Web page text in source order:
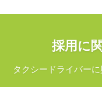
採用に
タクシードライバー